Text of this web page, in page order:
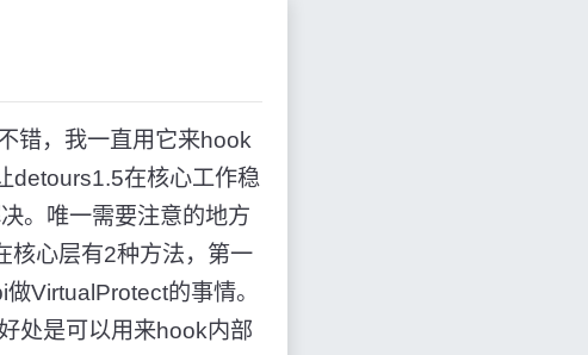
错，我一直用它来hook
detours1.5在核心工作稳
。唯一需要注意的地方
核心层有2种方法，第一
VirtualProtect的事情。
处是可以用来hook内部